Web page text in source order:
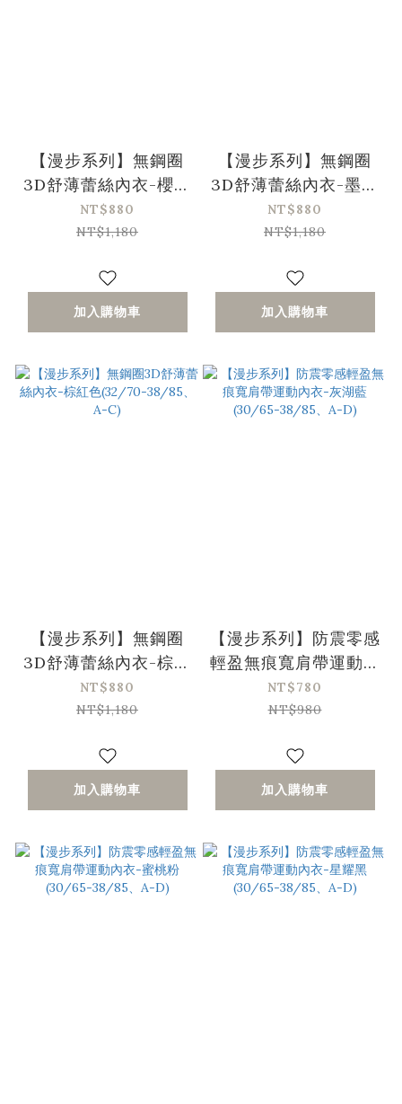
【漫步系列】無鋼圈
3D舒薄蕾絲內衣-櫻花
粉(32/70-38/85、A-
C)
NT$880
NT$1,180
加入購物車
【漫步系列】無鋼圈
3D舒薄蕾絲內衣-墨藍
色(32/70-38/85、A-
C)
NT$880
NT$1,180
加入購物車
【漫步系列】無鋼圈
3D舒薄蕾絲內衣-棕紅
色(32/70-38/85、A-
C)
NT$880
NT$1,180
加入購物車
【漫步系列】防震零感
輕盈無痕寬肩帶運動內
衣-灰湖藍(30/65-
38/85、A-D)
NT$780
NT$980
加入購物車